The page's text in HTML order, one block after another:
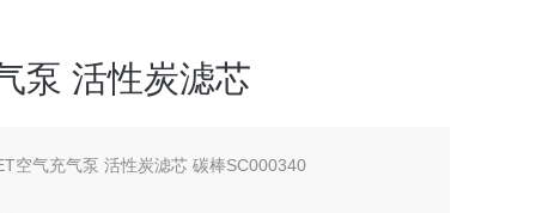
泵 活性炭滤芯
空气充气泵 活性炭滤芯 碳棒SC000340